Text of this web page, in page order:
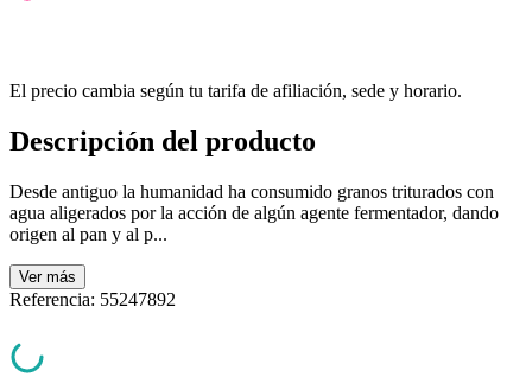
El precio cambia según tu tarifa de afiliación, sede y horario.
Descripción del producto
Desde antiguo la humanidad ha consumido granos triturados con
agua aligerados por la acción de algún agente fermentador, dando
origen al pan y al p...
Ver más
Referencia: 55247892